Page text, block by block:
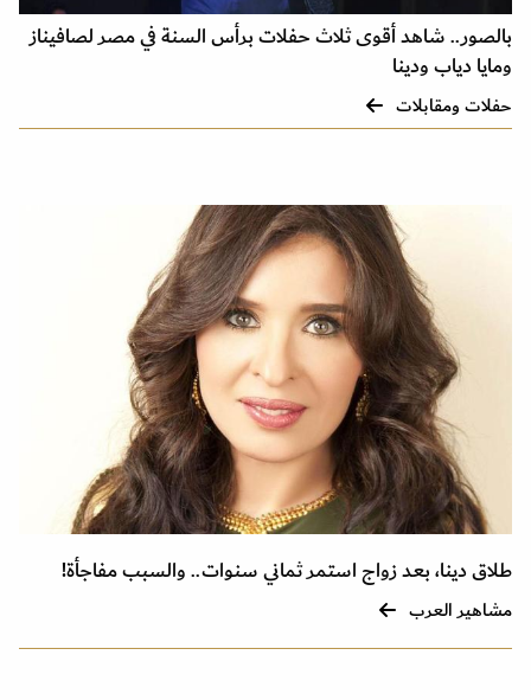
بالصور.. شاهد أقوى ثلاث حفلات برأس السنة في مصر لصافيناز
ومايا دياب ودينا
حفلات ومقابلات
طلاق دينا، بعد زواج استمر ثماني سنوات.. والسبب مفاجأة!
مشاهير العرب